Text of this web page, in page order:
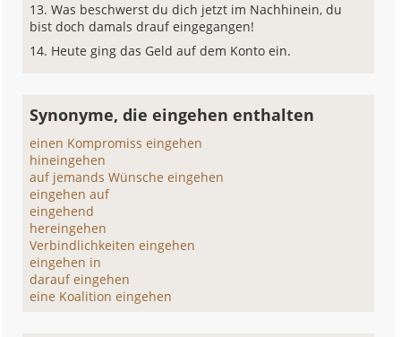
Was beschwerst du dich jetzt im Nachhinein, du
bist doch damals drauf eingegangen!
Heute ging das Geld auf dem Konto ein.
Synonyme, die eingehen enthalten
einen Kompromiss eingehen
hineingehen
auf jemands Wünsche eingehen
eingehen auf
eingehend
hereingehen
Verbindlichkeiten eingehen
eingehen in
darauf eingehen
eine Koalition eingehen